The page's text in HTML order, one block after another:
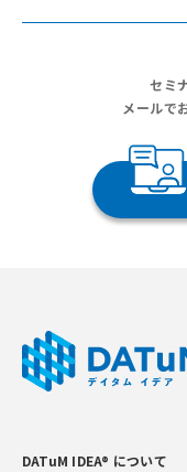
セミ
メールで
DATuM IDEA® について